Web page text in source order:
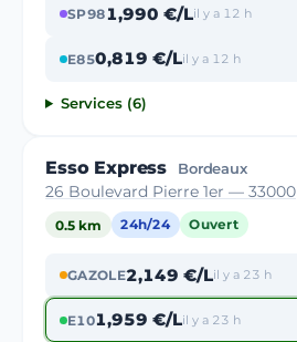
SP981,990 €/Lil y a 12 h
E850,819 €/Lil y a 12 h
Services (6)
Esso Express Bordeaux
26 Boulevard Pierre 1er — 33000
0.5 km 24h/24 Ouvert
GAZOLE2,149 €/Lil y a 23 h
E101,959 €/Lil y a 23 h